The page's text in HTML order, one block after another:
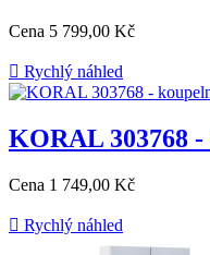
Cena 5 799,00 Kč
 Rychlý náhled
KORAL 303768 -
Cena 1 749,00 Kč
 Rychlý náhled